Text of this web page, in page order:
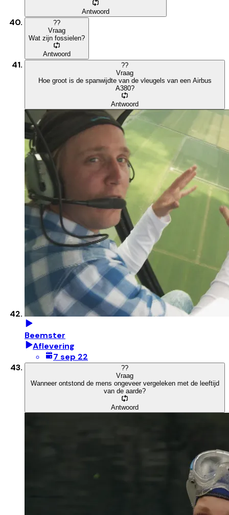
Antwoord
??
Vraag
Wat zijn fossielen?
Antwoord
??
Vraag
Hoe groot is de spanwijdte van de vleugels van een Airbus
A380?
Antwoord
Beemster
Aflevering
7 sep 22
??
Vraag
Wanneer ontstond de mens ongeveer vergeleken met de leeftijd
van de aarde?
Antwoord